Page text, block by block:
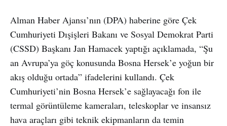
Alman Haber Ajansı’nın (DPA) haberine göre Çek
Cumhuriyeti Dışişleri Bakanı ve Sosyal Demokrat Parti
(CSSD) Başkanı Jan Hamacek yaptığı açıklamada, “Şu
an Avrupa’ya göç konusunda Bosna Hersek’e yoğun bir
akış olduğu ortada” ifadelerini kullandı. Çek
Cumhuriyeti’nin Bosna Hersek’e sağlayacağı fon ile
termal görüntüleme kameraları, teleskoplar ve insansız
hava araçları gibi teknik ekipmanların da temin